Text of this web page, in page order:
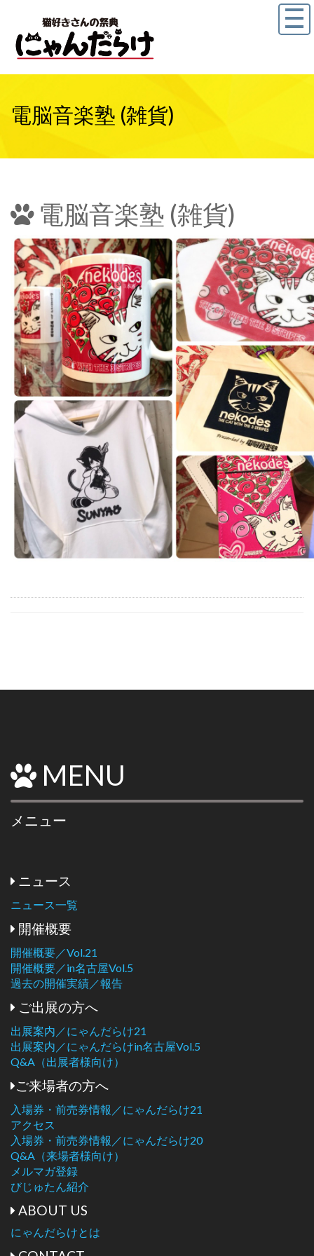
電脳音楽塾 (雑貨)
電脳音楽塾 (雑貨)
MENU
メニュー
ニュース
ニュース一覧
開催概要
開催概要／Vol.21
開催概要／in名古屋Vol.5
過去の開催実績／報告
ご出展の方へ
出展案内／にゃんだらけ21
出展案内／にゃんだらけin名古屋Vol.5
Q&A（出展者様向け）
ご来場者の方へ
入場券・前売券情報／にゃんだらけ21
アクセス
入場券・前売券情報／にゃんだらけ20
Q&A（来場者様向け）
メルマガ登録
びじゅたん紹介
ABOUT US
にゃんだらけとは